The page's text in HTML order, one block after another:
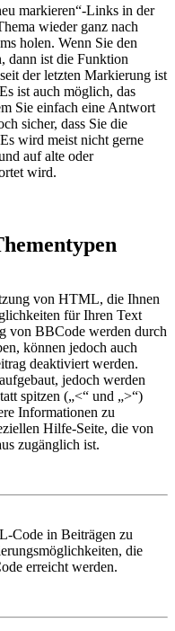
markieren“-Links in der
wieder ganz nach
holen. Wenn Sie den
dann ist die Funktion
der letzten Markierung ist
ist auch möglich, das
Sie einfach eine Antwort
sicher, dass Sie die
wird meist nicht gerne
auf alte oder
wird.
von HTML, die Ihnen
für Ihren Text
von BBCode werden durch
können jedoch auch
deaktiviert werden.
jedoch werden
spitzen („<“ und „>“)
Informationen zu
Hilfe-Seite, die von
zugänglich ist.
Code in Beiträgen zu
die
erreicht werden.